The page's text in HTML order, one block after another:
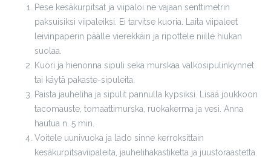
Pese kesäkurpitsat ja viipaloi ne vajaan senttimetrin
paksuisiksi viipaleiksi. Ei tarvitse kuoria. Laita viipaleet
leivinpaperin päälle vierekkäin ja ripottele niille hiukan
suolaa.
Kuori ja hienonna sipuli sekä murskaa valkosipulinkynnet
tai käytä pakaste-sipuleita.
Paista jauheliha ja sipulit pannulla kypsiksi. Lisää joukkoon
tacomauste, tomaattimurska, ruokakerma ja vesi. Anna
hautua n. 5 min.
Voitele uunivuoka ja lado sinne kerroksittain
kesäkurpitsaviipaleita, jauhelihakastiketta ja juustoraastetta.